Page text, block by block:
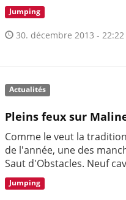
Jumping
30. décembre 2013 - 22:22
Actualités
Pleins feux sur
Comme le veut la
de l'année, une des
Saut d'Obstacles. Neuf
Jumping